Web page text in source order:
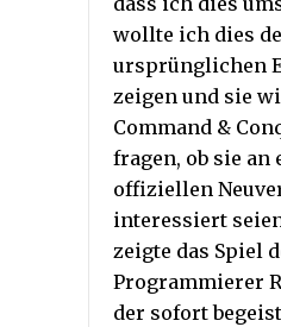
wollte ich dies
ursprünglichen
zeigen und sie
Command &
fragen, ob sie an
offiziellen
interessiert
zeigte das Spiel
Programmierer
der sofort